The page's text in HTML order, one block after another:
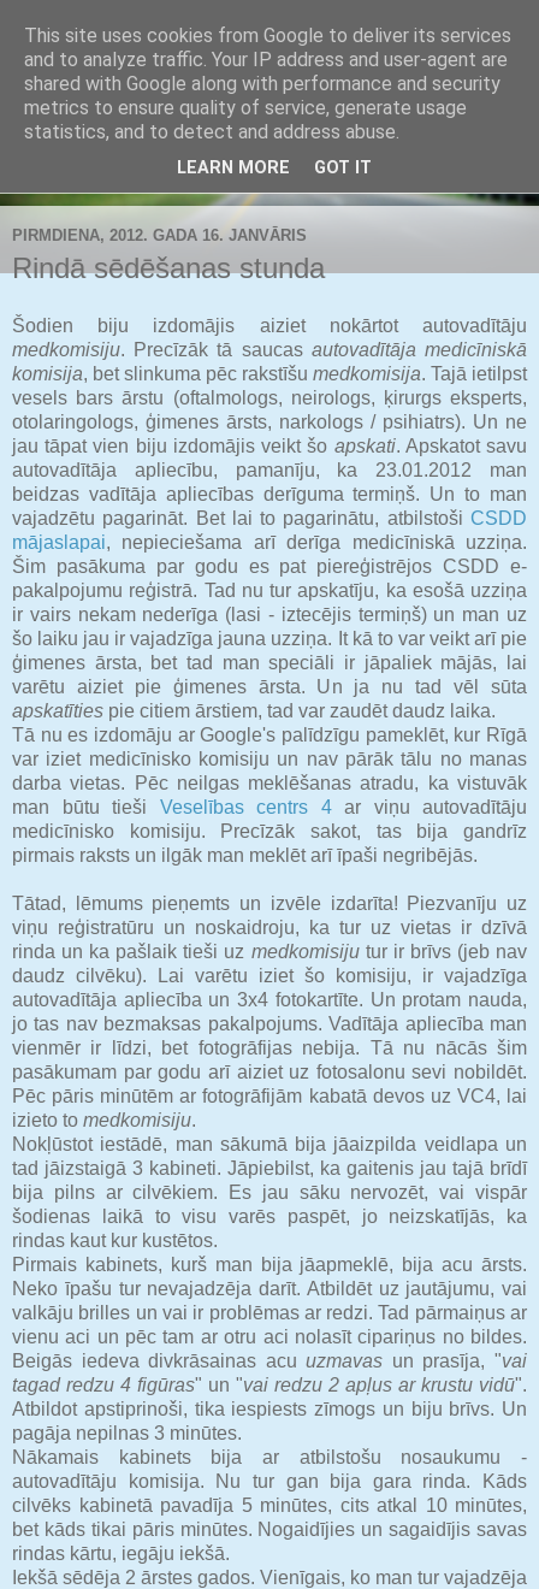
Buldozers.Lv
Subjektīvi par svarīgāko.
PIRMDIENA, 2012. GADA 16. JANVĀRIS
Rindā sēdēšanas stunda
Šodien biju izdomājis aiziet nokārtot autovadītāju
medkomisiju. Precīzāk tā saucas autovadītāja medicīniskā
komisija, bet slinkuma pēc rakstīšu medkomisija. Tajā ietilpst
vesels bars ārstu (oftalmologs, neirologs, ķirurgs eksperts,
otolaringologs, ģimenes ārsts, narkologs / psihiatrs). Un ne
jau tāpat vien biju izdomājis veikt šo apskati. Apskatot savu
autovadītāja apliecību, pamanīju, ka 23.01.2012 man
beidzas vadītāja apliecības derīguma termiņš. Un to man
vajadzētu pagarināt. Bet lai to pagarinātu, atbilstoši CSDD
mājaslapai, nepieciešama arī derīga medicīniskā uzziņa.
Šim pasākuma par godu es pat piereģistrējos CSDD e-
pakalpojumu reģistrā. Tad nu tur apskatīju, ka esošā uzziņa
ir vairs nekam nederīga (lasi - iztecējis termiņš) un man uz
šo laiku jau ir vajadzīga jauna uzziņa. It kā to var veikt arī pie
ģimenes ārsta, bet tad man speciāli ir jāpaliek mājās, lai
varētu aiziet pie ģimenes ārsta. Un ja nu tad vēl sūta
apskatīties pie citiem ārstiem, tad var zaudēt daudz laika.
Tā nu es izdomāju ar Google's palīdzīgu pameklēt, kur Rīgā
var iziet medicīnisko komisiju un nav pārāk tālu no manas
darba vietas. Pēc neilgas meklēšanas atradu, ka vistuvāk
man būtu tieši Veselības centrs 4ar viņu autovadītāju
medicīnisko komisiju. Precīzāk sakot, tas bija gandrīz
pirmais raksts un ilgāk man meklēt arī īpaši negribējās.
Tātad, lēmums pieņemts un izvēle izdarīta! Piezvanīju uz
viņu reģistratūru un noskaidroju, ka tur uz vietas ir dzīvā
rinda un ka pašlaik tieši uz medkomisijutur ir brīvs (jeb nav
daudz cilvēku). Lai varētu iziet šo komisiju, ir vajadzīga
autovadītāja apliecība un 3x4 fotokartīte. Un protam nauda,
jo tas nav bezmaksas pakalpojums. Vadītāja apliecība man
vienmēr ir līdzi, bet fotogrāfijas nebija. Tā nu nācās šim
pasākumam par godu arī aiziet uz fotosalonu sevi nobildēt.
Pēc pāris minūtēm ar fotogrāfijām kabatā devos uz VC4, lai
izieto to medkomisiju.
Nokļūstot iestādē, man sākumā bija jāaizpilda veidlapa un
tad jāizstaigā 3 kabineti. Jāpiebilst, ka gaitenis jau tajā brīdī
bija pilns ar cilvēkiem. Es jau sāku nervozēt, vai vispār
šodienas laikā to visu varēs paspēt, jo neizskatījās, ka
rindas kaut kur kustētos.
Pirmais kabinets, kurš man bija jāapmeklē, bija acu ārsts.
Neko īpašu tur nevajadzēja darīt. Atbildēt uz jautājumu, vai
valkāju brilles un vai ir problēmas ar redzi. Tad pārmaiņus ar
vienu aci un pēc tam ar otru aci nolasīt cipariņus no bildes.
Beigās iedeva divkrāsainas acuuzmavas un prasīja, "vai
tagad redzu 4 figūras" un "vai redzu 2 apļus ar krustu vidū".
Atbildot apstiprinoši, tika iespiests zīmogs un biju brīvs. Un
pagāja nepilnas 3 minūtes.
Nākamais kabinets bija ar atbilstošu nosaukumu -
autovadītāju komisija. Nu tur gan bija gara rinda. Kāds
cilvēks kabinetā pavadīja 5 minūtes, cits atkal 10 minūtes,
bet kāds tikai pāris minūtes. Nogaidījies un sagaidījis savas
rindas kārtu, iegāju iekšā.
Iekšā sēdēja 2 ārstes gados. Vienīgais, ko man tur vajadzēja
This site uses cookies from Google to deliver its services
and to analyze traffic. Your IP address and user-agent are
shared with Google along with performance and security
metrics to ensure quality of service, generate usage
statistics, and to detect and address abuse.
LEARN MORE GOT IT